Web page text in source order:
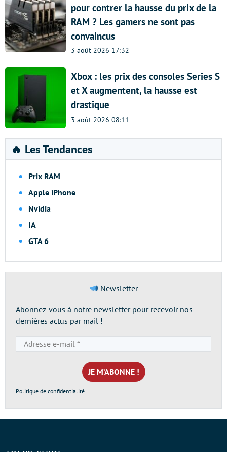
pour contrer la hausse du prix de la
RAM ? Les gamers ne sont pas
convaincus
3 août 2026 17:32
Xbox : les prix des consoles Series S
et X augmentent, la hausse est
drastique
3 août 2026 08:11
🔥 Les Tendances
Prix RAM
Apple iPhone
Nvidia
IA
GTA 6
Newsletter
Abonnez-vous à notre newsletter pour recevoir nos
dernières actus par mail !
e-
mail
*
Politique de confidentialité